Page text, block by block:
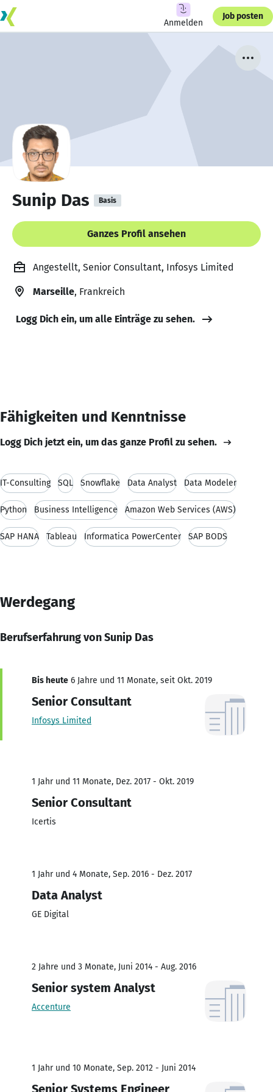
Anmelden
Job posten
Sunip Das Basis
Ganzes Profil ansehen
Angestellt, Senior Consultant, Infosys Limited
Marseille, Frankreich
Logg Dich ein, um alle Einträge zu sehen.
Fähigkeiten und Kenntnisse
Logg Dich jetzt ein, um das ganze Profil zu sehen.
IT-Consulting SQL Snowflake Data Analyst Data Modeler
Python Business Intelligence Amazon Web Services (AWS)
SAP HANA Tableau Informatica PowerCenter SAP BODS
Werdegang
Berufserfahrung von Sunip Das
Bis heute 6 Jahre und 11 Monate, seit Okt. 2019
Senior Consultant
Infosys Limited
1 Jahr und 11 Monate, Dez. 2017 - Okt. 2019
Senior Consultant
Icertis
1 Jahr und 4 Monate, Sep. 2016 - Dez. 2017
Data Analyst
GE Digital
2 Jahre und 3 Monate, Juni 2014 - Aug. 2016
Senior system Analyst
Accenture
1 Jahr und 10 Monate, Sep. 2012 - Juni 2014
Senior Systems Engineer